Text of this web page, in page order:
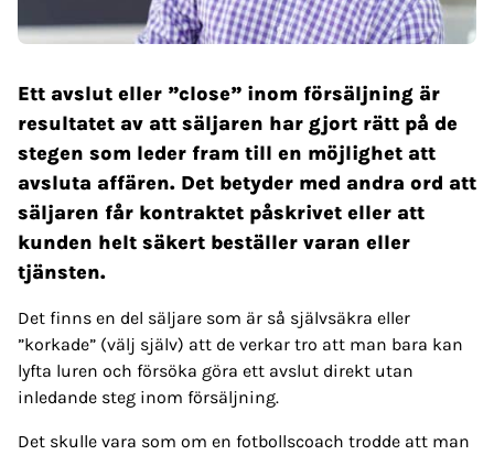
Ett avslut eller ”close” inom försäljning är
resultatet av att säljaren har gjort rätt på de
stegen som leder fram till en möjlighet att
avsluta affären. Det betyder med andra ord att
säljaren får kontraktet påskrivet eller att
kunden helt säkert beställer varan eller
tjänsten.
Det finns en del säljare som är så självsäkra eller
”korkade” (välj själv) att de verkar tro att man bara kan
lyfta luren och försöka göra ett avslut direkt utan
inledande steg inom försäljning.
Det skulle vara som om en fotbollscoach trodde att man